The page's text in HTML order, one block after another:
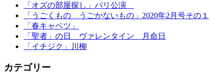
「オズの部屋探し」パリ公演
「うごくもの うごかないもの」2020年2月号その１
「春キャベツ」
「聖者」の日 ヴァレンタイン 月命日
「イチジク」川柳
カテゴリー